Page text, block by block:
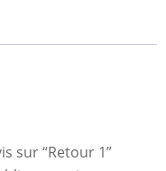
sur “Retour 1”